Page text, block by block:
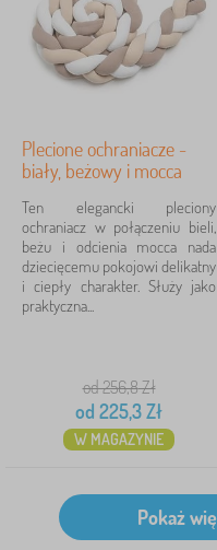
Plecione ochraniacze -
biały, beżowy i mocca
Ten elegancki pleciony
ochraniacz w połączeniu bieli,
beżu i odcienia mocca nada
dziecięcemu pokojowi delikatny
i ciepły charakter. Służy jako
praktyczna...
od 256,8Zł
od 225,3Zł
W MAGAZYNIE